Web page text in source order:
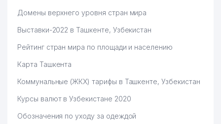
Домены верхнего уровня стран мира
Выставки-2022 в Ташкенте, Узбекистан
Рейтинг стран мира по площади и населению
Карта Ташкента
Коммунальные (ЖКХ) тарифы в Ташкенте, Узбекистан
Курсы валют в Узбекистане 2020
Обозначения по уходу за одеждой